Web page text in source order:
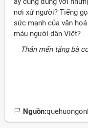
nơi xứ người? Tiếng
sức mạnh của văn
máu người dân Việt?
Thân mến tặng bà
Nguồn: